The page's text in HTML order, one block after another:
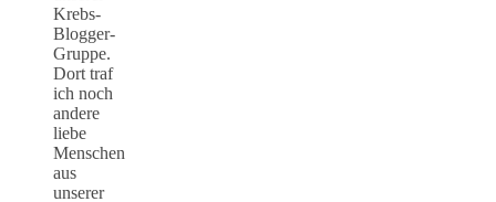
Krebs-
Blogger-
Gruppe.
Dort traf
ich noch
andere
liebe
Menschen
aus
unserer